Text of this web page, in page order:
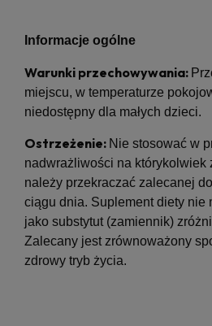
Informacje ogólne
Warunki przechowywania:
miejscu, w temperaturze
niedostępny dla małych dzieci.
Ostrzeżenie: Nie stosować w
nadwrażliwości na którykolwiek
należy przekraczać zalecanej
ciągu dnia. Suplement diety nie
jako substytut (zamiennik)
Zalecany jest zrównoważony
zdrowy tryb życia.